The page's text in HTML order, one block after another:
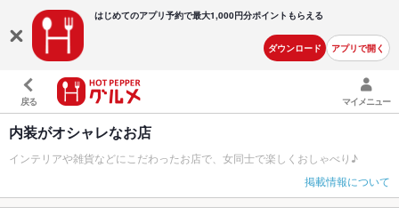
はじめてのアプリ予約で最大1,000円分ポイントもらえる
ダウンロード アプリで開く
戻る マイメニュー
内装がオシャレなお店
インテリアや雑貨などにこだわったお店で、女同士で楽しくおしゃべり♪
掲載情報について